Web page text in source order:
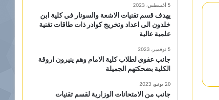
5 أغسطس، 2023
يهدف قسم تقنيات الاشعة والسونار في كلية ابن
خلدون الى اعداد وتخريج كوادر ذات طاقات تقنية
علمية عالية
5 نوفمبر، 2023
جانب عفوي لطلاب كلية الامام وهم ينيرون اروقة
الكلية بضحكتهم الجميلة
20 يونيو، 2023
جانب من الامتحانات الوزارية لقسم تقنيات